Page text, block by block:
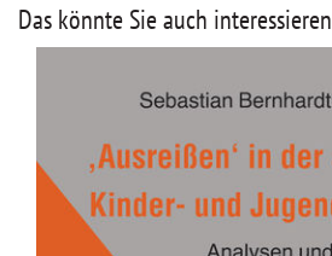
Das könnte Sie auch interessieren